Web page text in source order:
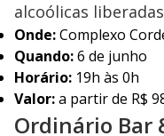
alcoólicas
Onde:Complexo
Quando:6 de junho
Horário: 19h às 0h
Valor:a partir de R$
Ordinário Bar